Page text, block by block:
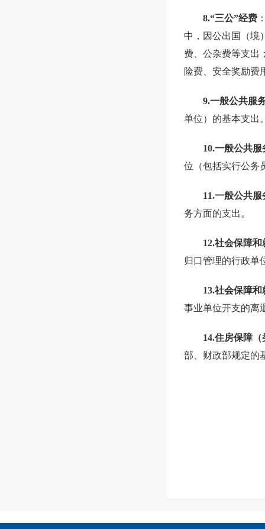
8.“三公”经费
中，因公出国（境
费、公杂费等支出
险费、安全奖励费
9.一般公共服
单位）的基本支出
10.一般公共
位（包括实行公务
11.一般公共
务方面的支出。
12.社会保障
归口管理的行政单
13.社会保障
事业单位开支的离
14.住房保障
部、财政部规定的